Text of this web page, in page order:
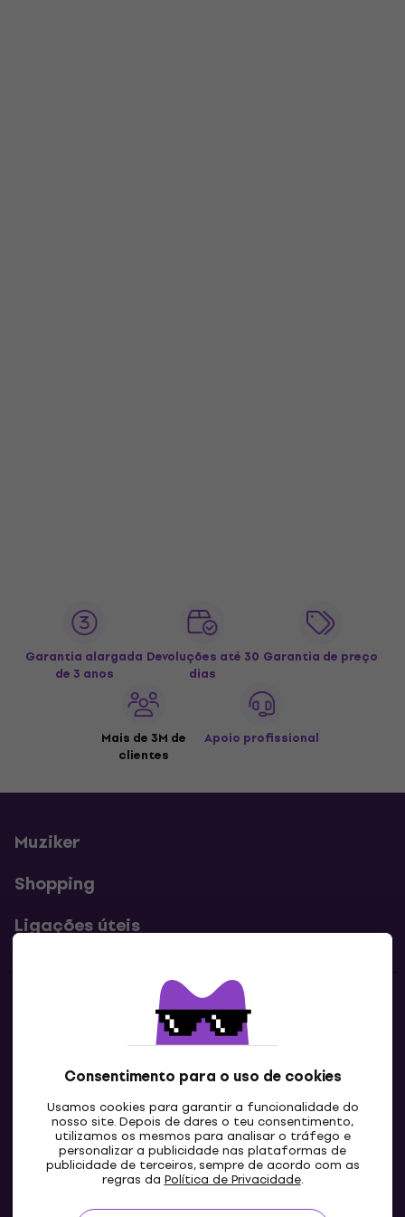
Consentimento para o uso de cookies
Usamos cookies para garantir a funcionalidade do
nosso site. Depois de dares o teu consentimento,
utilizamos os mesmos para analisar o tráfego e
personalizar a publicidade nas plataformas de
publicidade de terceiros, sempre de acordo com as
regras da Política de Privacidade.
Garantia alargada
de 3 anos
Devoluções até 30
dias
Garantia de preço
Mais de 3M de
clientes
Apoio profissional
Muziker
Shopping
Ligações úteis
Contatos
Contacta-nos